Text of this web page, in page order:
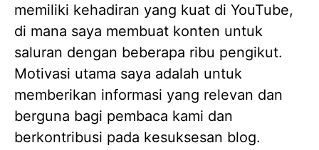
memiliki kehadiran yang kuat di YouTube,
di mana saya membuat konten untuk
saluran dengan beberapa ribu pengikut.
Motivasi utama saya adalah untuk
memberikan informasi yang relevan dan
berguna bagi pembaca kami dan
berkontribusi pada kesuksesan blog.